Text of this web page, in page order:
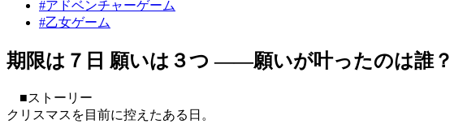
#アドベンチャーゲーム
#乙女ゲーム
期限は７日 願いは３つ ――願いが叶ったのは誰？
■ストーリー
クリスマスを目前に控えたある日。